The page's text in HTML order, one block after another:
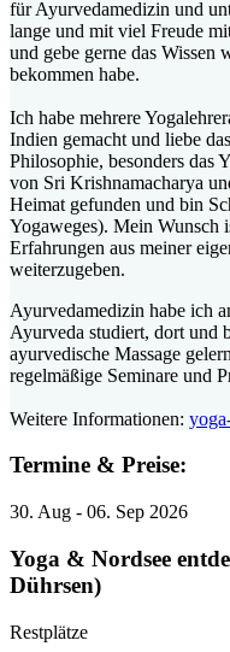
für Ayurvedamedizin und
lange und mit viel Freude
und gebe gerne das Wissen
bekommen habe.
Ich habe mehrere
Indien gemacht und liebe
Philosophie, besonders das
von Sri Krishnamacharya
Heimat gefunden und bin
Yogaweges). Mein Wunsch
Erfahrungen aus meiner
weiterzugeben.
Ayurvedamedizin habe ich
Ayurveda studiert, dort und
ayurvedische Massage
regelmäßige Seminare und
Weitere Informationen:
Termine & Preise:
30. Aug - 06. Sep 2026
Yoga & Nordsee
Dührsen)
Restplätze